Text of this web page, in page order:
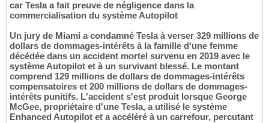
car Tesla a fait preuve de négligence dans la
commercialisation du système Autopilot
Un jury de Miami a condamné Tesla à verser 329 millions de
dollars de dommages-intérêts à la famille d'une femme
décédée dans un accident mortel survenu en 2019 avec le
système Autopilot et à un survivant blessé. Le montant
comprend 129 millions de dollars de dommages-intérêts
compensatoires et 200 millions de dollars de dommages-
intérêts punitifs. L'accident s'est produit lorsque George
McGee, propriétaire d'une Tesla, a utilisé le système
Enhanced Autopilot et a accéléré à un carrefour, percutant